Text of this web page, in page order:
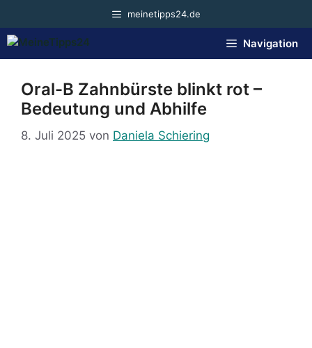
springen
meinetipps24.de
Navigation
Oral-B Zahnbürste blinkt rot –
Bedeutung und Abhilfe
8. Juli 2025 von Daniela Schiering